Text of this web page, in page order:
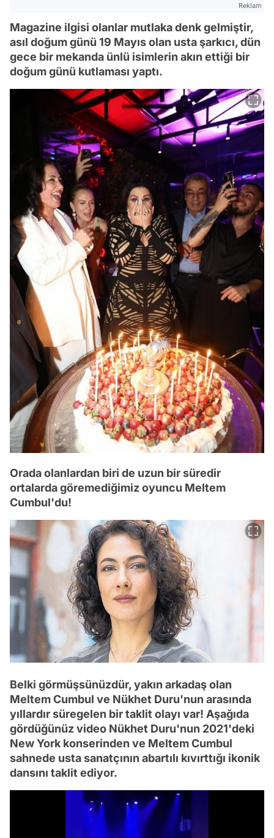
Reklam
Magazine ilgisi olanlar mutlaka denk gelmiştir,
asıl doğum günü 19 Mayıs olan usta şarkıcı, dün
gece bir mekanda ünlü isimlerin akın ettiği bir
doğum günü kutlaması yaptı.
Orada olanlardan biri de uzun bir süredir
ortalarda göremediğimiz oyuncu Meltem
Cumbul'du!
Belki görmüşsünüzdür, yakın arkadaş olan
Meltem Cumbul ve Nükhet Duru'nun arasında
yıllardır süregelen bir taklit olayı var! Aşağıda
gördüğünüz video Nükhet Duru'nun 2021'deki
New York konserinden ve Meltem Cumbul
sahnede usta sanatçının abartılı kıvırttığı ikonik
dansını taklit ediyor.